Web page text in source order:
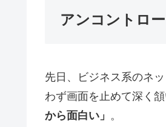
アンコントロ
先日、ビジネス系のネ
わず画面を止めて深く
から面白い」 。